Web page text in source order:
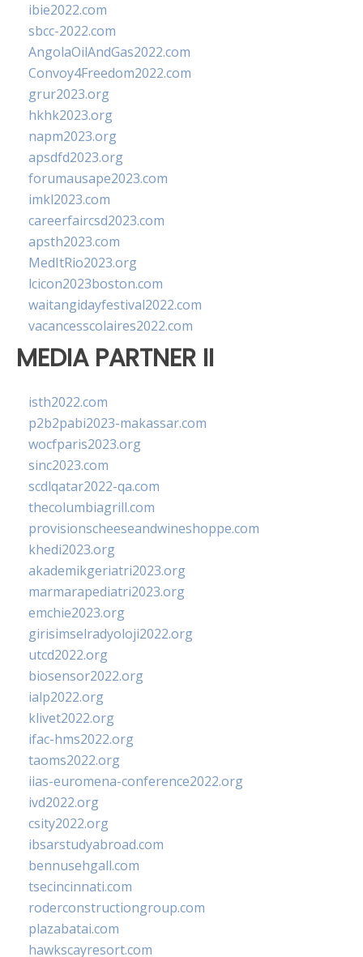
ibie2022.com
sbcc-2022.com
AngolaOilAndGas2022.com
Convoy4Freedom2022.com
grur2023.org
hkhk2023.org
napm2023.org
apsdfd2023.org
forumausape2023.com
imkl2023.com
careerfaircsd2023.com
apsth2023.com
MedItRio2023.org
lcicon2023boston.com
waitangidayfestival2022.com
vacancesscolaires2022.com
MEDIA PARTNER II
isth2022.com
p2b2pabi2023-makassar.com
wocfparis2023.org
sinc2023.com
scdlqatar2022-qa.com
thecolumbiagrill.com
provisionscheeseandwineshoppe.com
khedi2023.org
akademikgeriatri2023.org
marmarapediatri2023.org
emchie2023.org
girisimselradyoloji2022.org
utcd2022.org
biosensor2022.org
ialp2022.org
klivet2022.org
ifac-hms2022.org
taoms2022.org
iias-euromena-conference2022.org
ivd2022.org
csity2022.org
ibsarstudyabroad.com
bennusehgall.com
tsecincinnati.com
roderconstructiongroup.com
plazabatai.com
hawkscayresort.com